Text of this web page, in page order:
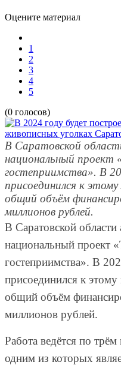
Оцените материал
1
2
3
4
5
(0 голосов)
В Саратовской
национальный проект
гостеприимства». В
присоединился к
общий объём
миллионов рублей.
В Саратовской области
национальный проект
гостеприимства». В
присоединился к
общий объём
миллионов рублей.
Работа ведётся по
одним из которых